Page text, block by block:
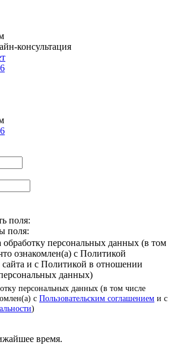
консультация
поля:
поля:
обработку персональных данных (в том
ознакомлен(а) с Политикой
и с Политикой в отношении
данных)
персональных данных (в том числе
с Пользовательским соглашением и с
)
время.